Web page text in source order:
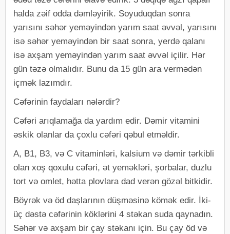
halda zəif odda dəmləyirik. Soyuduqdan sonra
yarısını səhər yeməyindən yarım saat əvvəl, yarısını
isə səhər yeməyindən bir saat sonra, yerdə qalanı
isə axşam yeməyindən yarım saat əvvəl içilir. Hər
gün təzə olmalıdır. Bunu da 15 gün ara vermədən
içmək lazımdır.
Cəfərinin faydaları nələrdir?
Cəfəri arıqlamağa da yardım edir. Dəmir vitamini
əskik olanlar da çoxlu cəfəri qəbul etməldir.
A, B1, B3, və C vitaminləri, kalsium və dəmir tərkibli
olan xoş qoxulu cəfəri, ət yeməkləri, şorbalar, duzlu
tort və omlet, hətta plovlara dad verən gözəl bitkidir.
Böyrək və öd daşlarının düşməsinə kömək edir. İki-
üç dəstə cəfərinin köklərini 4 stəkan suda qaynadın.
Səhər və axşam bir çay stəkanı için. Bu çay öd və